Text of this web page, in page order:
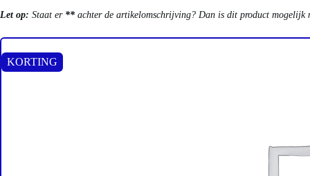
Let op: Staat er ** achter de artikelomschrijving? Dan is dit product
KORTING